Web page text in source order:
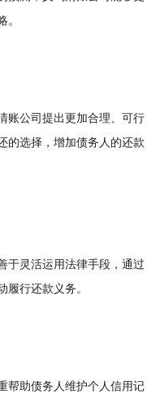
公司提出更加合理、可行
的选择，增加债务人的还款
灵活运用法律手段，通过
行还款义务。
助债务人维护个人信用记